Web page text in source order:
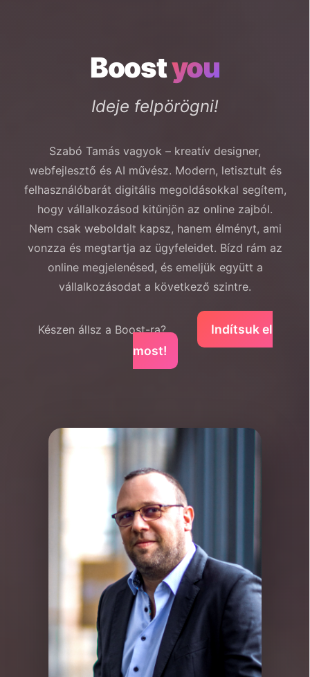
Boostyou
Ideje felpörögni!
Szabó Tamás vagyok – kreatív designer,
webfejlesztő és AI művész. Modern, letisztult és
felhasználóbarát digitális megoldásokkal segítem,
hogy vállalkozásod kitűnjön az online zajból.
Nem csak weboldalt kapsz, hanem élményt, ami
vonzza és megtartja az ügyfeleidet. Bízd rám az
online megjelenésed, és emeljük együtt a
vállalkozásodat a következő szintre.
Készen állsz a Boost-ra?
Indítsuk el
most!